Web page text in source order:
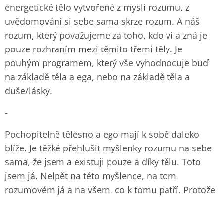
energetické tělo vytvořené z mysli rozumu, z
uvědomování si sebe sama skrze rozum. A náš
rozum, který považujeme za toho, kdo ví a zná je
pouze rozhraním mezi těmito třemi těly. Je
pouhým programem, který vše vyhodnocuje buď
na základě těla a ega, nebo na základě těla a
duše/lásky.
-
Pochopitelně tělesno a ego mají k sobě daleko
blíže. Je těžké přehlušit myšlenky rozumu na sebe
sama, že jsem a existuji pouze a díky tělu. Toto
jsem já. Nelpět na této myšlence, na tom
rozumovém já a na všem, co k tomu patří. Protože